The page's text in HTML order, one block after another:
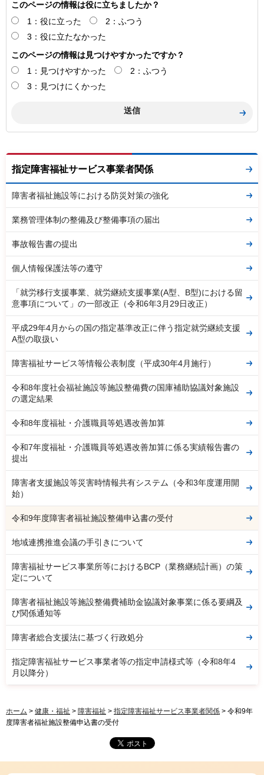
このページの情報は役に立ちましたか？
1：役に立った
2：ふつう
3：役に立たなかった
このページの情報は見つけやすかったですか？
1：見つけやすかった
2：ふつう
3：見つけにくかった
指定障害福祉サービス事業者関係
障害者福祉施設等における防災対策の強化
業務管理体制の整備及び整備事項の届出
事故報告書の提出
個人情報保護法等の遵守
「就労移行支援事業、就労継続支援事業(A型、B型)における留
意事項について」の一部改正（令和6年3月29日改正）
平成29年4月からの国の指定基準改正に伴う指定就労継続支援
A型の取扱い
障害福祉サービス等情報公表制度（平成30年4月施行）
令和8年度社会福祉施設等施設整備費の国庫補助協議対象施設
の選定結果
令和8年度福祉・介護職員等処遇改善加算
令和7年度福祉・介護職員等処遇改善加算に係る実績報告書の
提出
障害者支援施設等災害時情報共有システム（令和3年度運用開
始）
令和9年度障害者福祉施設整備申込書の受付
地域連携推進会議の手引きについて
障害福祉サービス事業所等におけるBCP（業務継続計画）の策
定について
障害者福祉施設等施設整備費補助金協議対象事業に係る要綱及
び関係通知等
障害者総合支援法に基づく行政処分
指定障害福祉サービス事業者等の指定申請様式等（令和8年4
月以降分）
ホーム > 健康・福祉 > 障害福祉 > 指定障害福祉サービス事業者関係 > 令和9年
度障害者福祉施設整備申込書の受付